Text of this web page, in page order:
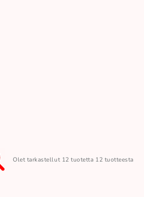
Olet tarkastellut 12 tuotetta 12 tuotteesta